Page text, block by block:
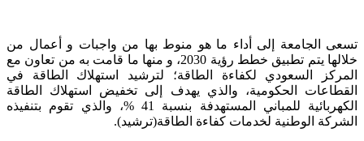
تسعى الجامعة إلى أداء ما هو منوط بها من واجبات و أعمال من
خلالها يتم تطبيق خطط رؤية 2030، و منها ما قامت به من تعاون مع
المركز السعودي لكفاءة الطاقة؛ لترشيد استهلاك الطاقة في
القطاعات الحكومية، والذي يهدف إلى تخفيض استهلاك الطاقة
الكهربائية للمباني المستهدفة بنسبة 41 %، والذي تقوم بتنفيذه
الشركة الوطنية لخدمات كفاءة الطاقة(ترشيد).